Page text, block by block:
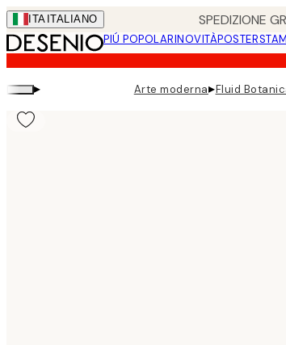
Skip
to
main
content.
ITA ITALIANO SPEDIZIONE
PIÚ POPOLARINOVITÀPOSTER
▸ Arte moderna▸Fluid